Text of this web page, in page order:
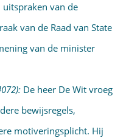
van de
van de Raad van State
van de minister
De heer De Wit vroeg
bewijsregels,
motiveringsplicht. Hij